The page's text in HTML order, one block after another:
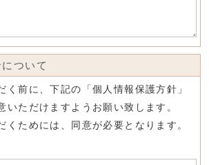
ついて
く前に、下記の「個人情報保護方針」
いただけますようお願い致します。
くためには、同意が必要となります。